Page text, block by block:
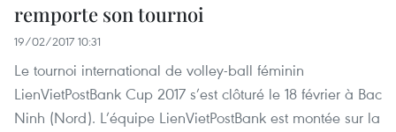
remporte son tournoi
19/02/2017 10:31
Le tournoi international de volley-ball féminin
LienVietPostBank Cup 2017 s’est clôturé le 18 février à Bac
Ninh (Nord). L’équipe LienVietPostBank est montée sur la